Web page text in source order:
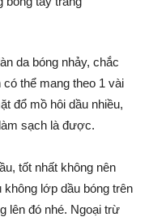
da bóng nhảy, chắc
thể mang theo 1 vài
đổ mồ hôi dầu nhiều,
sạch là được.
tốt nhất không nên
lớp dầu bóng trên
lên đó nhé. Ngoại trừ